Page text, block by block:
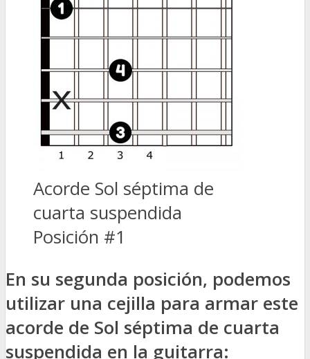
Acorde Sol séptima de
cuarta suspendida
Posición #1
En su segunda posición, podemos
utilizar una cejilla para armar este
acorde de Sol séptima de cuarta
suspendida en la guitarra: